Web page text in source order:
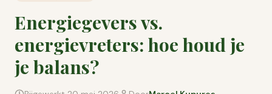
Energiegevers vs.
energievreters: hoe houd je
je balans?